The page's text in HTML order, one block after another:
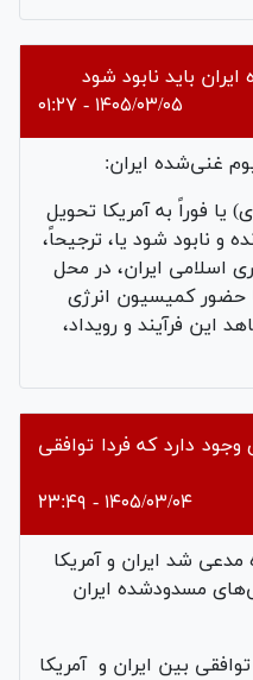
باید نابود شود
۱۴۰۵/۰۳/۰۵ - ۰۱:۲۷
غنی‌شده ایران:
یا فوراً به آمریکا تحویل
و نابود شود یا، ترجیحاً،
اسلامی ایران، در محل
حضور کمیسیون انرژی
این فرآیند و رویداد،
دارد که فردا توافقی
۱۴۰۵/۰۳/۰۴ - ۲۳:۴۹
مدعی شد ایران و آمریکا
مسدود‌شده ایران
بین ایران و آمریکا